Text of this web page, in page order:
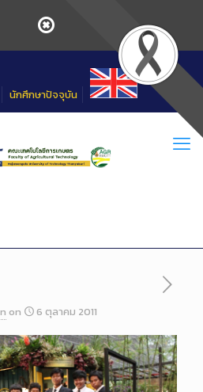
นักศึกษาปัจจุบัน
on 6 ตุลาคม 2011